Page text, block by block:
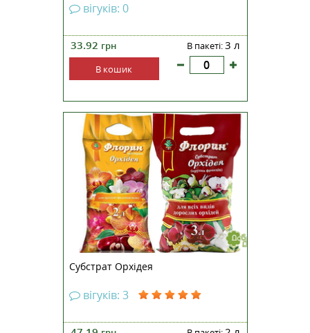
вігуків: 0
33.92 грн В пакеті:3 л
В кошик
Субстрат Орхідея
вігуків: 3